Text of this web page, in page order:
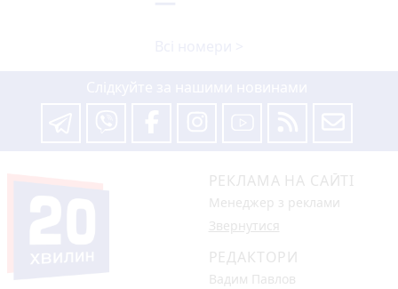
РЕКЛАМА НА САЙТІ
Менеджер з реклами
Звернутися
РЕДАКТОРИ
Вадим Павлов